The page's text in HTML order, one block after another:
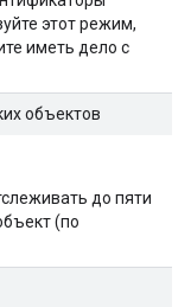
этот режим,
иметь дело с
объектов
до пяти
(по